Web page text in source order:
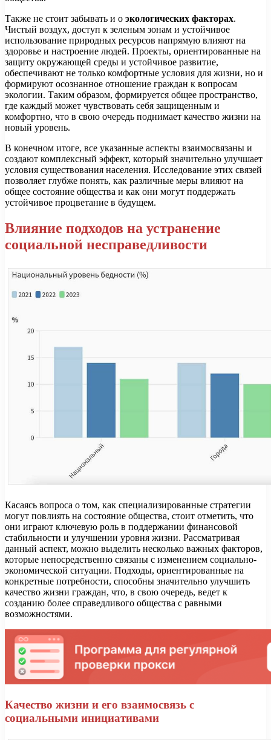
Также не стоит забывать и о экологических факторах.
Чистый воздух, доступ к зеленым зонам и устойчивое
использование природных ресурсов напрямую влияют на
здоровье и настроение людей. Проекты, ориентированные на
защиту окружающей среды и устойчивое развитие,
обеспечивают не только комфортные условия для жизни, но и
формируют осознанное отношение граждан к вопросам
экологии. Таким образом, формируется общее пространство,
где каждый может чувствовать себя защищенным и
комфортно, что в свою очередь поднимает качество жизни на
новый уровень.
В конечном итоге, все указанные аспекты взаимосвязаны и
создают комплексный эффект, который значительно улучшает
условия существования населения. Исследование этих связей
позволяет глубже понять, как различные меры влияют на
общее состояние общества и как они могут поддержать
устойчивое процветание в будущем.
Влияние подходов на устранение
социальной несправедливости
Касаясь вопроса о том, как специализированные стратегии
могут повлиять на состояние общества, стоит отметить, что
они играют ключевую роль в поддержании финансовой
стабильности и улучшении уровня жизни. Рассматривая
данный аспект, можно выделить несколько важных факторов,
которые непосредственно связаны с изменением социально-
экономической ситуации. Подходы, ориентированные на
конкретные потребности, способны значительно улучшить
качество жизни граждан, что, в свою очередь, ведет к
созданию более справедливого общества с равными
возможностями.
Качество жизни и его взаимосвязь с
социальными инициативами